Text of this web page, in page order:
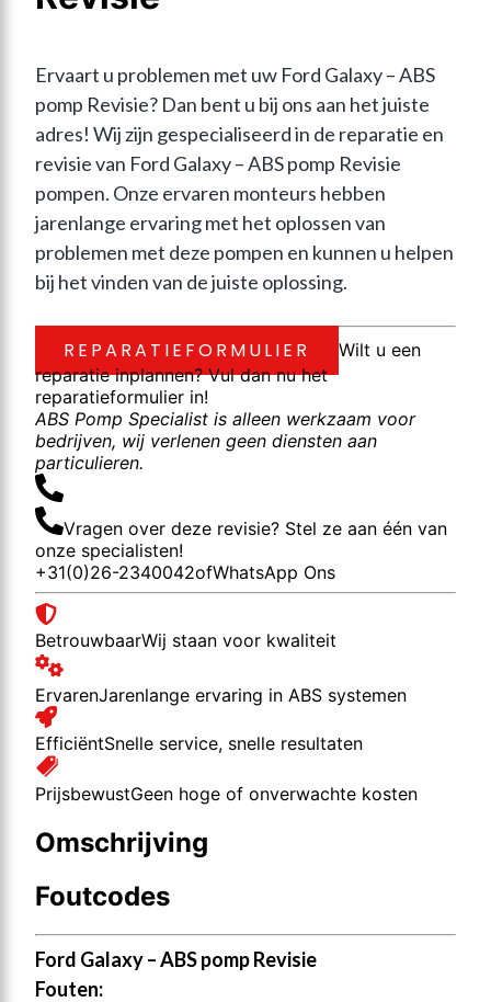
Ervaart u problemen met uw Ford Galaxy – ABS
pomp Revisie? Dan bent u bij ons aan het juiste
adres! Wij zijn gespecialiseerd in de reparatie en
revisie van Ford Galaxy – ABS pomp Revisie
pompen. Onze ervaren monteurs hebben
jarenlange ervaring met het oplossen van
problemen met deze pompen en kunnen u helpen
bij het vinden van de juiste oplossing.
REPARATIEFORMULIER
Wilt u een
reparatie inplannen? Vul dan nu het
reparatieformulier in!
ABS Pomp Specialist is alleen werkzaam voor
bedrijven, wij verlenen geen diensten aan
particulieren.
Vragen over deze revisie? Stel ze aan één van
onze specialisten!
+31(0)26-2340042ofWhatsApp Ons
BetrouwbaarWij staan voor kwaliteit
ErvarenJarenlange ervaring in ABS systemen
EfficiëntSnelle service, snelle resultaten
PrijsbewustGeen hoge of onverwachte kosten
Omschrijving
Foutcodes
Ford Galaxy – ABS pomp Revisie
Fouten: